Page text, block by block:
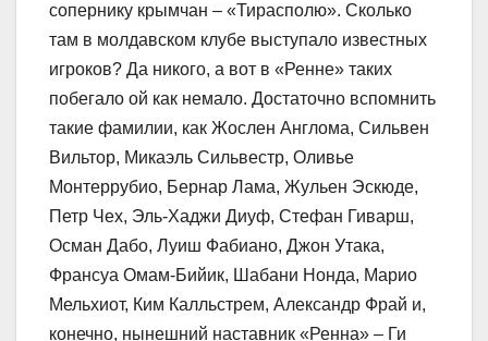
сопернику крымчан – «Тирасполю». Сколько
там в молдавском клубе выступало известных
игроков? Да никого, а вот в «Ренне» таких
побегало ой как немало. Достаточно вспомнить
такие фамилии, как Жослен Англома, Сильвен
Вильтор, Микаэль Сильвестр, Оливье
Монтеррубио, Бернар Лама, Жульен Эскюде,
Петр Чех, Эль-Хаджи Диуф, Стефан Гиварш,
Осман Дабо, Луиш Фабиано, Джон Утака,
Франсуа Омам-Бийик, Шабани Нонда, Марио
Мельхиот, Ким Калльстрем, Александр Фрай и,
конечно, нынешний наставник «Ренна» – Ги